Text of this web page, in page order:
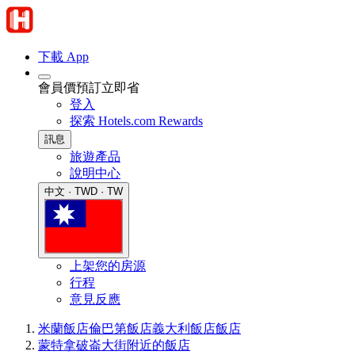
下載 App
會員價預訂立即省
登入
探索 Hotels.com Rewards
訊息
旅遊產品
說明中心
中文 · TWD · TW
上架您的房源
行程
意見反應
米蘭飯店倫巴第飯店義大利飯店飯店
蒙特拿破崙大街附近的飯店